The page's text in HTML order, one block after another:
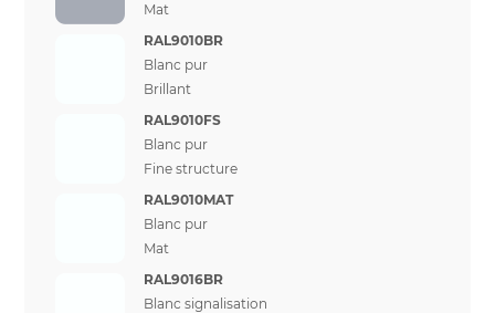
Mat
RAL9010BR
Blanc pur
Brillant
RAL9010FS
Blanc pur
Fine structure
RAL9010MAT
Blanc pur
Mat
RAL9016BR
Blanc signalisation